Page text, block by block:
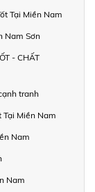
Tại Miền Nam
Nam Sơn
- CHẤT
tranh
Tại Miền Nam
Nam
Nam